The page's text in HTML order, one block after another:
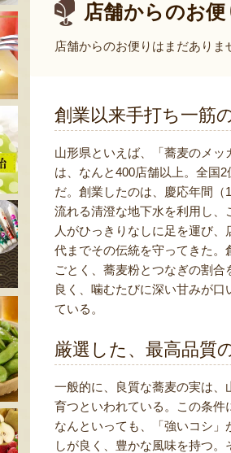
店舗からのお便
店舗からのお便りはまだありま
創業以来手打ち一筋
山形県といえば、「蕎麦のメ
は、なんと400店舗以上。全国
だ。創業したのは、慶応年間
流れる清澄な地下水を利用し
人がひっきりなしに足を運び
代までその伝統を守ってきた
ごとく、蕎麦粉とつなぎの割
良く、噛むたびに深い甘みが
ている。
厳選した、最高品質
一般的に、良質な蕎麦の実は
育つといわれている。この条件
なんといっても、「強いコシ
しが良く、豊かな風味を持つ